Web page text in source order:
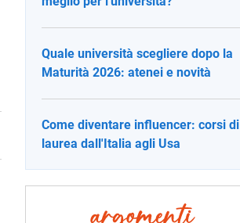
Quale università scegliere dopo la
Maturità 2026: atenei e novità
Come diventare influencer: corsi di
laurea dall'Italia agli Usa